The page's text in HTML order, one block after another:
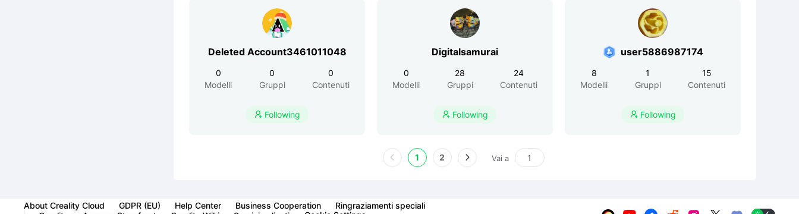
Deleted Account3461011048
0
Modelli
0
Gruppi
0
Contenuti
 Following
Digitalsamurai
0
Modelli
28
Gruppi
24
Contenuti
 Following
user5886987174
8
Modelli
1
Gruppi
15
Contenuti
 Following
1 2 Vai a
About Creality Cloud GDPR (EU) Help Center Business Cooperation
Ringraziamenti speciali